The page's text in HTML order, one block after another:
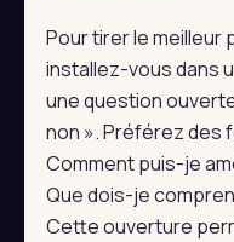
Pour tirer le meilleur
installez-vous dans
une question
non ». Préférez des
Comment puis-je
Que dois-je
Cette ouverture